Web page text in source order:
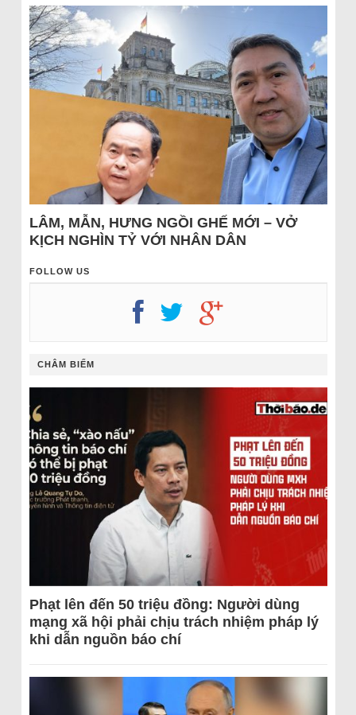
LÂM, MẪN, HƯNG NGỒI GHẾ MỚI – VỞ
KỊCH NGHÌN TỶ VỚI NHÂN DÂN
FOLLOW US
CHÂM BIẾM
Phạt lên đến 50 triệu đồng: Người dùng
mạng xã hội phải chịu trách nhiệm pháp lý
khi dẫn nguồn báo chí